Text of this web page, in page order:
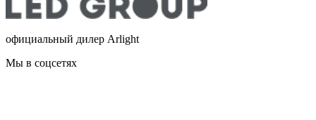
официальный дилер Arlight
Мы в соцсетях